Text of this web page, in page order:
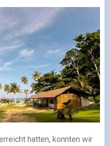
hatten, konnten wir